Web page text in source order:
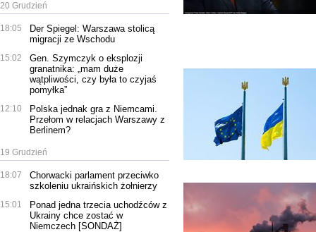
20 Grudzień
18:05
Der Spiegel: Warszawa stolicą
migracji ze Wschodu
15:02
Gen. Szymczyk o eksplozji
granatnika: „mam duże
wątpliwości, czy była to czyjaś
pomyłka”
12:10
Polska jednak gra z Niemcami.
Przełom w relacjach Warszawy z
Berlinem?
19 Grudzień
18:07
Chorwacki parlament przeciwko
szkoleniu ukraińskich żołnierzy
15:01
Ponad jedna trzecia uchodźców z
Ukrainy chce zostać w
Niemczech [SONDAŻ]